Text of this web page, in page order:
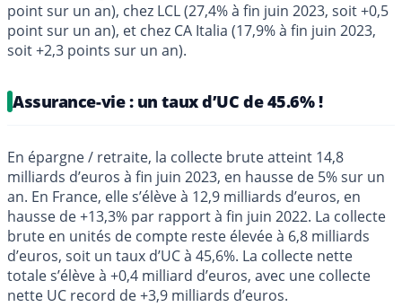
point sur un an), chez LCL (27,4% à fin juin 2023, soit +0,5
point sur un an), et chez CA Italia (17,9% à fin juin 2023,
soit +2,3 points sur un an).
Assurance-vie : un taux d’UC de 45.6% !
En épargne / retraite, la collecte brute atteint 14,8
milliards d’euros à fin juin 2023, en hausse de 5% sur un
an. En France, elle s’élève à 12,9 milliards d’euros, en
hausse de +13,3% par rapport à fin juin 2022. La collecte
brute en unités de compte reste élevée à 6,8 milliards
d’euros, soit un taux d’UC à 45,6%. La collecte nette
totale s’élève à +0,4 milliard d’euros, avec une collecte
nette UC record de +3,9 milliards d’euros.